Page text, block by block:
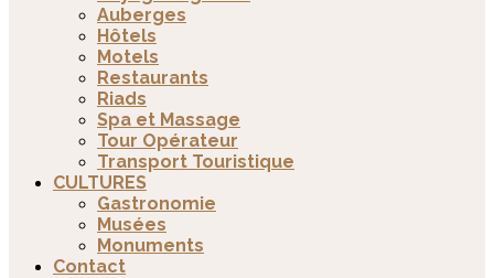
Auberges
Hôtels
Motels
Restaurants
Riads
Spa et Massage
Tour Opérateur
Transport Touristique
CULTURES
Gastronomie
Musées
Monuments
Contact